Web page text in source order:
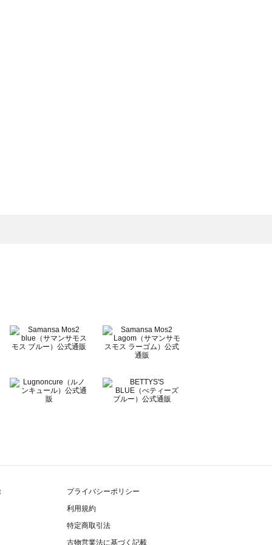
プライバシーポリシー
利用規約
特定商取引法
古物営業法に基づく記載